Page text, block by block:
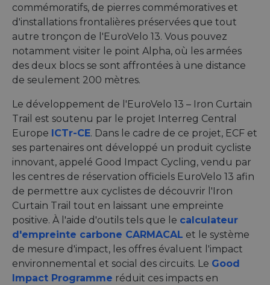
commémoratifs, de pierres commémoratives et
d'installations frontalières préservées que tout
autre tronçon de l'EuroVelo 13. Vous pouvez
notamment visiter le point Alpha, où les armées
des deux blocs se sont affrontées à une distance
de seulement 200 mètres.
Le développement de l'EuroVelo 13 – Iron Curtain
Trail est soutenu par le projet Interreg Central
Europe ICTr-CE. Dans le cadre de ce projet, ECF et
ses partenaires ont développé un produit cycliste
innovant, appelé Good Impact Cycling, vendu par
les centres de réservation officiels EuroVelo 13 afin
de permettre aux cyclistes de découvrir l'Iron
Curtain Trail tout en laissant une empreinte
positive. À l'aide d'outils tels que le calculateur
d'empreinte carbone CARMACAL et le système
de mesure d'impact, les offres évaluent l'impact
environnemental et social des circuits. Le Good
Impact Programme réduit ces impacts en